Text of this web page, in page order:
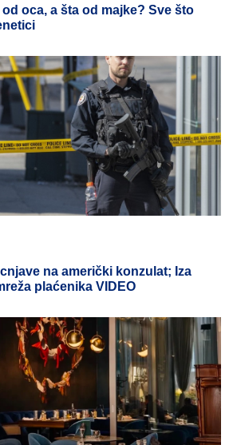
oca, a šta od majke? Sve što
na američki konzulat; Iza
plaćenika VIDEO